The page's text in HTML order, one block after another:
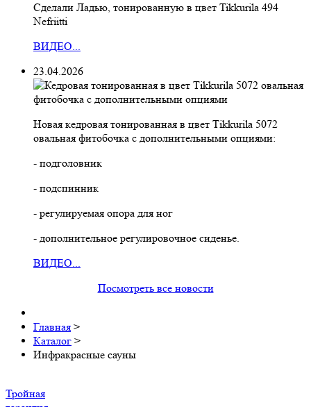
Сделали Ладью, тонированную в цвет Tikkurila 494
Nefriitti
ВИДЕО...
23.04.2026
Новая кедровая тонированная в цвет Тikkurila 5072
овальная фитобочка с дополнительными опциями:
- подголовник
- подспинник
- регулируемая опора для ног
- дополнительное регулировочное сиденье.
ВИДЕО...
Посмотреть все новости
Главная >
Каталог >
Инфракрасные сауны
Тройная